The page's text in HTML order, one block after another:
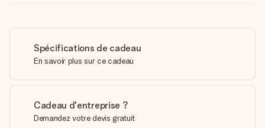
Spécifications de cadeau
En savoir plus sur ce cadeau
Cadeau d'entreprise ?
Demandez votre devis gratuit